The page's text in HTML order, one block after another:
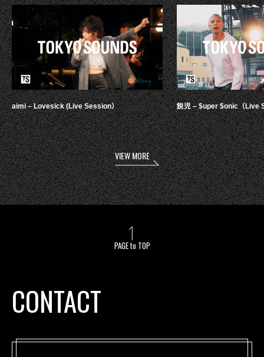
aimi – Lovesick (Live Session） 鋭児 – $uper $onic（Live
VIEW MORE
PAGE to TOP
CONTACT